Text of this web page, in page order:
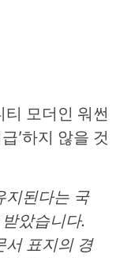
모더인 워썬
’하지 않을 것
지된다는 국
았습니다.
서 표지의 경